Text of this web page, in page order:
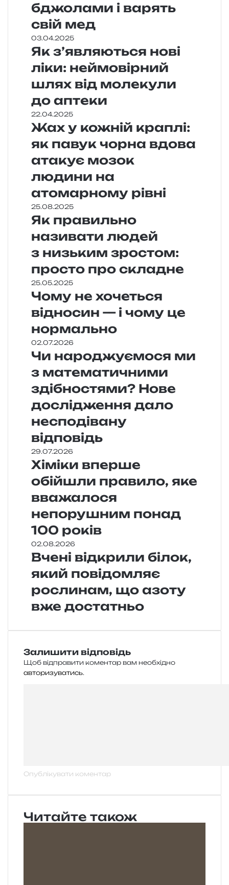
бджолами і варять
свій мед
03.04.2025
Як з’являються нові
ліки: неймовірний
шлях від молекули
до аптеки
22.04.2025
Жах у кожній краплі:
як павук чорна вдова
атакує мозок
людини на
атомарному рівні
25.08.2025
Як правильно
називати людей
з низьким зростом:
просто про складне
25.05.2025
Чому не хочеться
відносин — і чому це
нормально
02.07.2026
Чи народжуємося ми
з математичними
здібностями? Нове
дослідження дало
несподівану
відповідь
29.07.2026
Хіміки вперше
обійшли правило, яке
вважалося
непорушним понад
100 років
02.08.2026
Вчені відкрили білок,
який повідомляє
рослинам, що азоту
вже достатньо
Залишити відповідь
Щоб відправити коментар вам необхідно
авторизуватись.
Читайте також